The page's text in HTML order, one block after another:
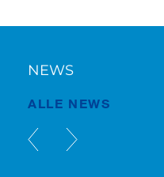
NEWS
ALLE NEWS